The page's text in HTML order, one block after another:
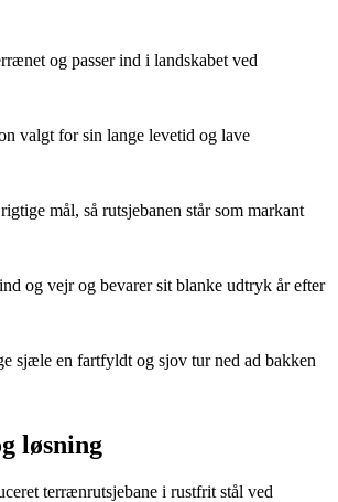
og passer ind i landskabet ved
valgt for sin lange levetid og lave
mål, så rutsjebanen står som markant
og vejr og bevarer sit blanke udtryk år efter
sjæle en fartfyldt og sjov tur ned ad bakken
løsning
terrænrutsjebane i rustfrit stål ved